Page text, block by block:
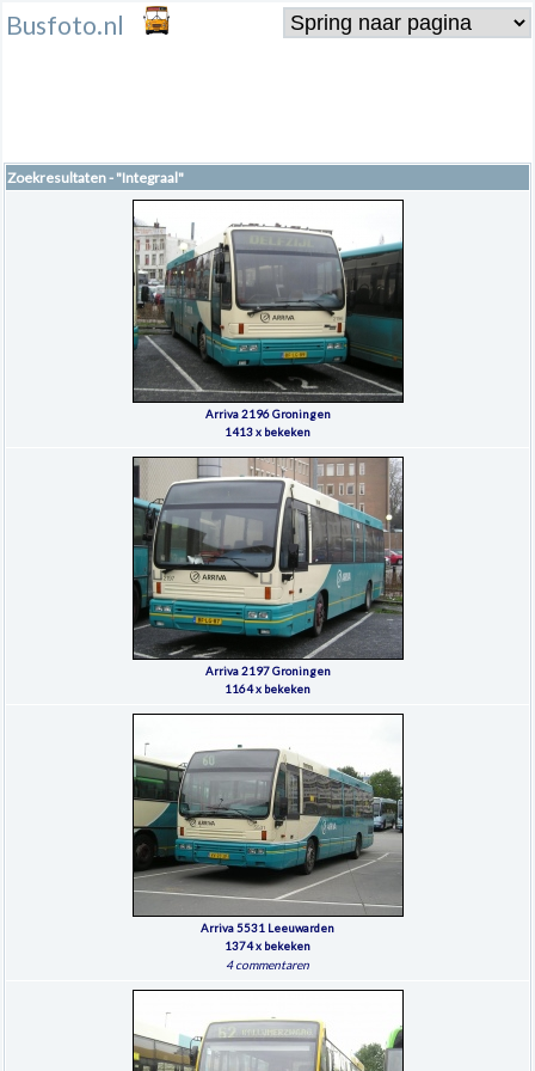
Busfoto.nl
Zoekresultaten - "Integraal"
Arriva 2196 Groningen
1413 x bekeken
Arriva 2197 Groningen
1164 x bekeken
Arriva 5531 Leeuwarden
1374 x bekeken
4 commentaren